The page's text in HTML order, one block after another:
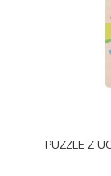
PUZZLE Z